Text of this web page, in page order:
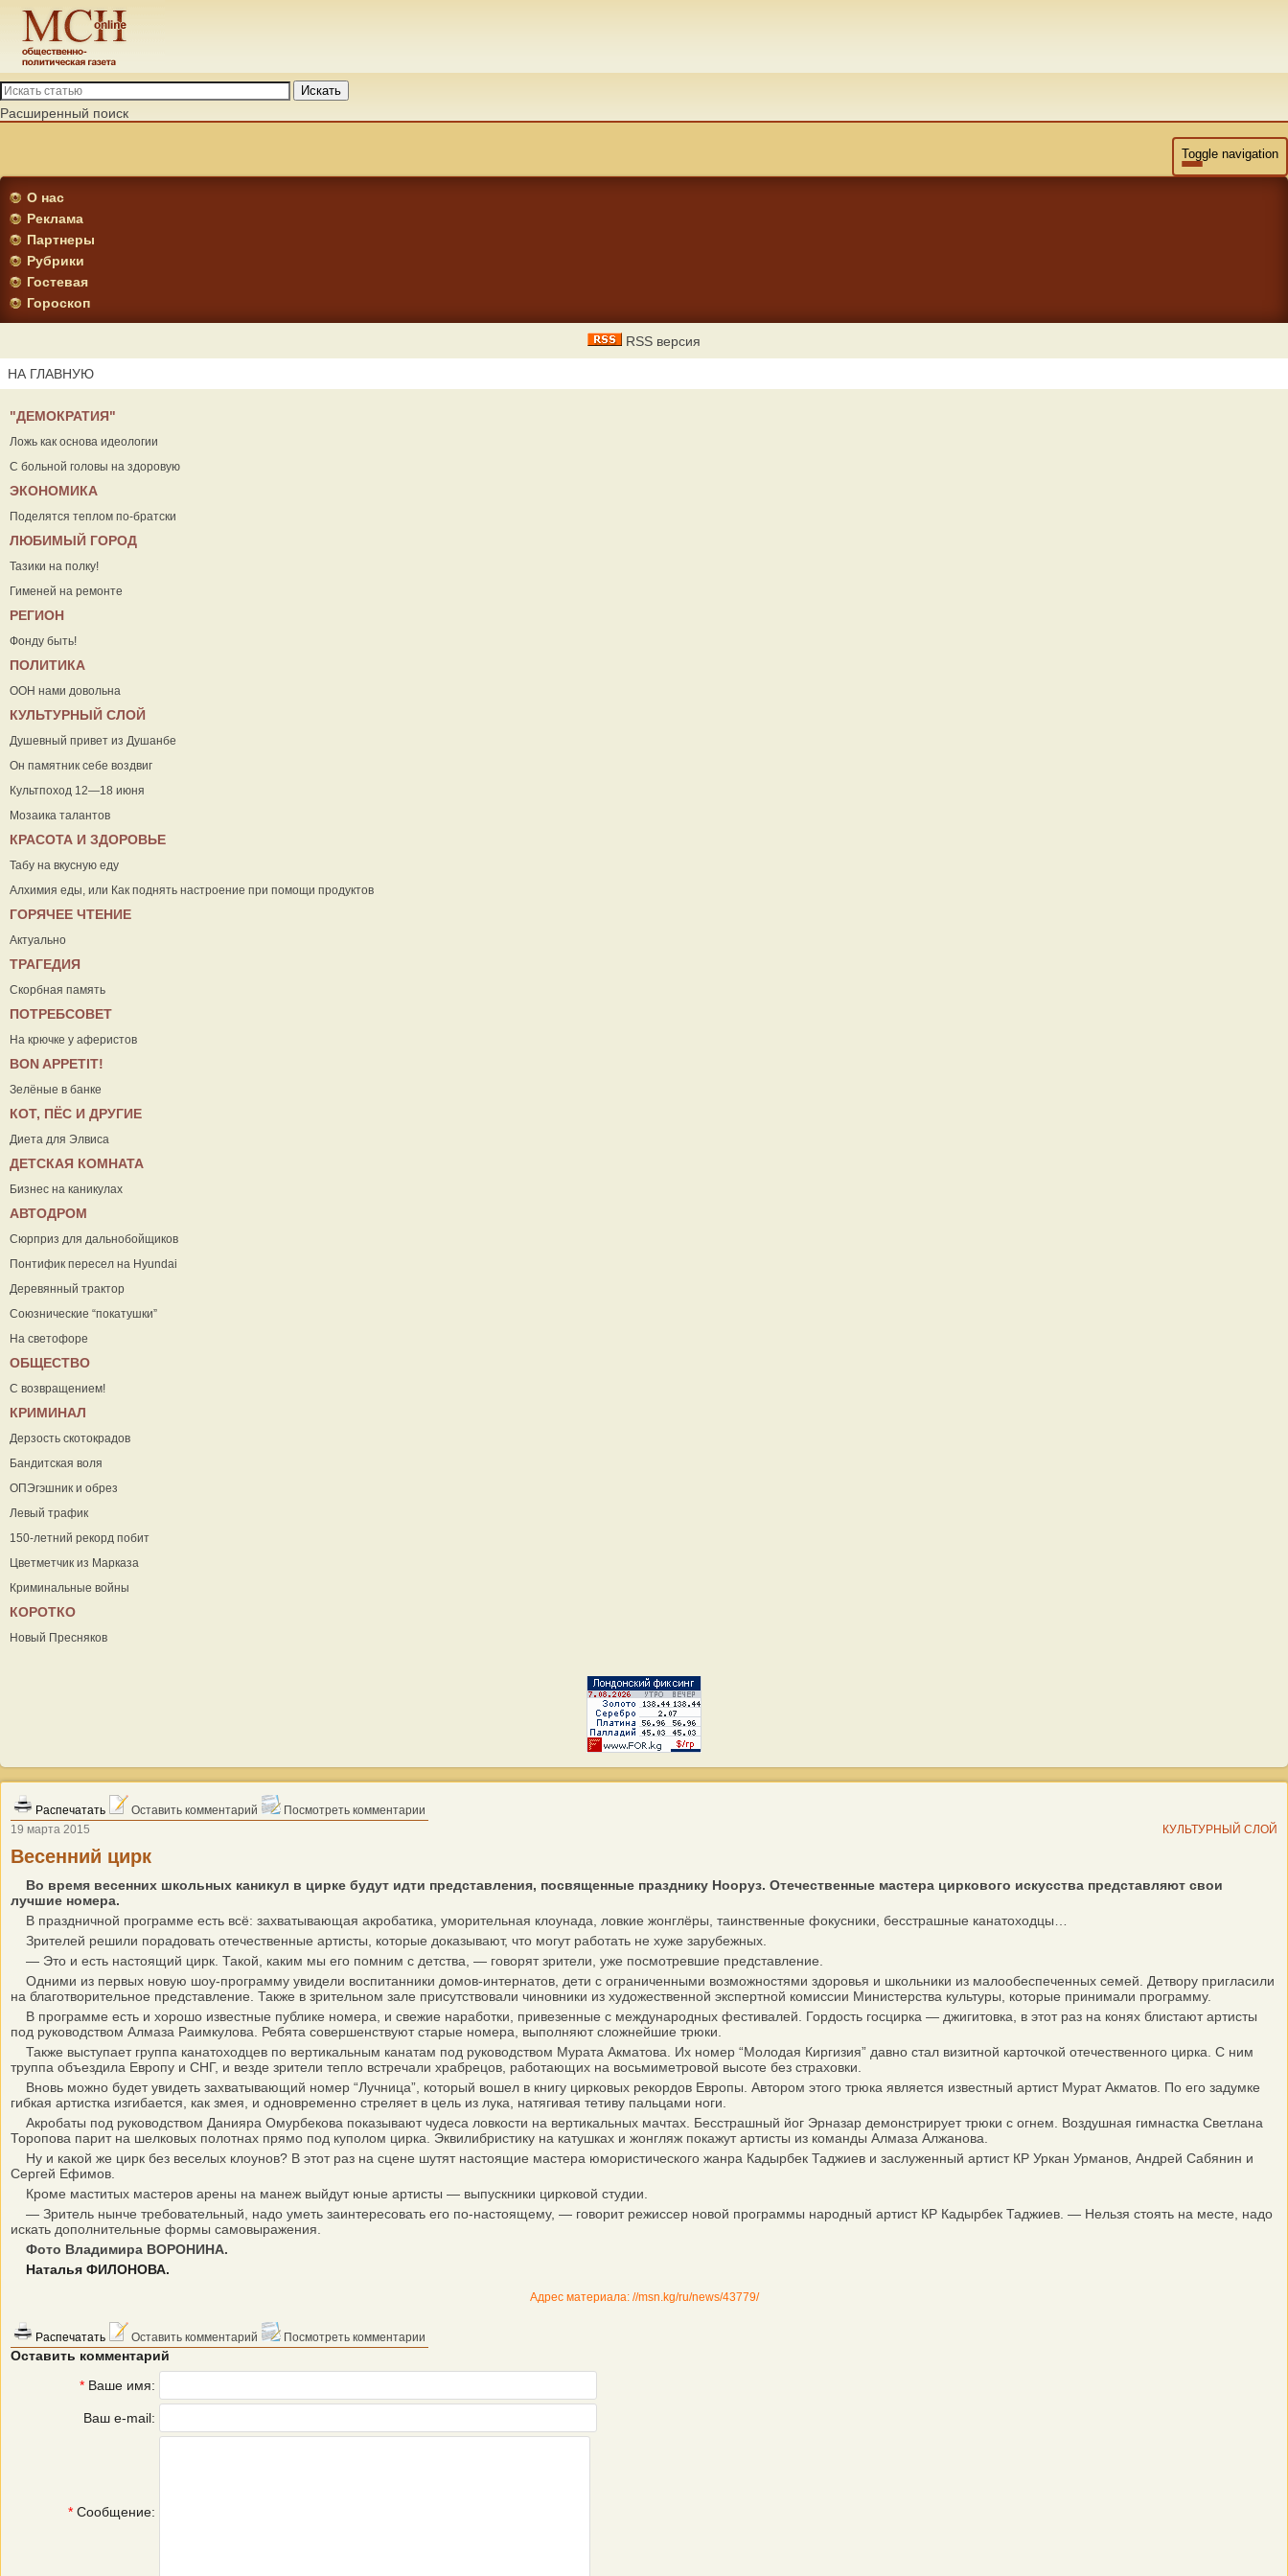
Искать
Расширенный поиск
Toggle navigation
О нас
Реклама
Партнеры
Рубрики
Гостевая
Гороскоп
RSS версия
НА ГЛАВНУЮ
"ДЕМОКРАТИЯ"
Ложь как основа идеологии
С больной головы на здоровую
ЭКОНОМИКА
Поделятся теплом по-братски
ЛЮБИМЫЙ ГОРОД
Тазики на полку!
Гименей на ремонте
РЕГИОН
Фонду быть!
ПОЛИТИКА
ООН нами довольна
КУЛЬТУРНЫЙ СЛОЙ
Душевный привет из Душанбе
Он памятник себе воздвиг
Культпоход 12—18 июня
Мозаика талантов
КРАСОТА И ЗДОРОВЬЕ
Табу на вкусную еду
Алхимия еды, или Как поднять настроение при помощи продуктов
ГОРЯЧЕЕ ЧТЕНИЕ
Актуально
ТРАГЕДИЯ
Скорбная память
ПОТРЕБСОВЕТ
На крючке у аферистов
ВON APPETIT!
Зелёные в банке
КОТ, ПЁС И ДРУГИЕ
Диета для Элвиса
ДЕТСКАЯ КОМНАТА
Бизнес на каникулах
АВТОДРОМ
Сюрприз для дальнобойщиков
Понтифик пересел на Hyundai
Деревянный трактор
Союзнические “покатушки”
На светофоре
ОБЩЕСТВО
С возвращением!
КРИМИНАЛ
Дерзость скотокрадов
Бандитская воля
ОПЭгэшник и обрез
Левый трафик
150-летний рекорд побит
Цветметчик из Марказа
Криминальные войны
КОРОТКО
Новый Пресняков
Распечатать Оставить комментарий
Посмотреть комментарии
19 марта 2015
КУЛЬТУРНЫЙ СЛОЙ
Весенний цирк
Во время весенних школьных каникул в цирке будут идти представления, посвященные празднику Нооруз. Отечественные мастера циркового искусства представляют свои
лучшие номера.
В праздничной программе есть всё: захватывающая акробатика, уморительная клоунада, ловкие жонглёры, таинственные фокусники, бесстрашные канатоходцы…
Зрителей решили порадовать отечественные артисты, которые доказывают, что могут работать не хуже зарубежных.
— Это и есть настоящий цирк. Такой, каким мы его помним с детства, — говорят зрители, уже посмотревшие представление.
Одними из первых новую шоу-программу увидели воспитанники домов-интернатов, дети с ограниченными возможностями здоровья и школьники из малообеспеченных семей. Детвору пригласили
на благотворительное представление. Также в зрительном зале присутствовали чиновники из художественной экспертной комиссии Министерства культуры, которые принимали программу.
В программе есть и хорошо известные публике номера, и свежие наработки, привезенные с международных фестивалей. Гордость госцирка — джигитовка, в этот раз на конях блистают артисты
под руководством Алмаза Раимкулова. Ребята совершенствуют старые номера, выполняют сложнейшие трюки.
Также выступает группа канатоходцев по вертикальным канатам под руководством Мурата Акматова. Их номер “Молодая Киргизия” давно стал визитной карточкой отечественного цирка. С ним
труппа объездила Европу и СНГ, и везде зрители тепло встречали храбрецов, работающих на восьмиметровой высоте без страховки.
Вновь можно будет увидеть захватывающий номер “Лучница”, который вошел в книгу цирковых рекордов Европы. Автором этого трюка является известный артист Мурат Акматов. По его задумке
гибкая артистка изгибается, как змея, и одновременно стреляет в цель из лука, натягивая тетиву пальцами ноги.
Акробаты под руководством Данияра Омурбекова показывают чудеса ловкости на вертикальных мачтах. Бесстрашный йог Эрназар демонстрирует трюки с огнем. Воздушная гимнастка Светлана
Торопова парит на шелковых полотнах прямо под куполом цирка. Эквилибристику на катушках и жонгляж покажут артисты из команды Алмаза Алжанова.
Ну и какой же цирк без веселых клоунов? В этот раз на сцене шутят настоящие мастера юмористического жанра Кадырбек Таджиев и заслуженный артист КР Уркан Урманов, Андрей Сабянин и
Сергей Ефимов.
Кроме маститых мастеров арены на манеж выйдут юные артисты — выпускники цирковой студии.
— Зритель нынче требовательный, надо уметь заинтересовать его по-настоящему, — говорит режиссер новой программы народный артист КР Кадырбек Таджиев. — Нельзя стоять на месте, надо
искать дополнительные формы самовыражения.
Фото Владимира ВОРОНИНА.
Наталья ФИЛОНОВА.
Адрес материала: //msn.kg/ru/news/43779/
Распечатать Оставить комментарий Посмотреть комментарии
Оставить комментарий
* Ваше имя:
Ваш e-mail:
* Сообщение: